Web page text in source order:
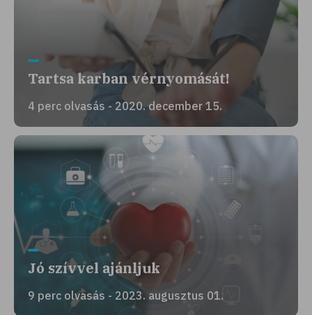
Tartsa karban vérnyomását!
4 perc olvasás - 2020. december 15.
Jó szívvel ajánljuk
9 perc olvasás - 2023. augusztus 01.